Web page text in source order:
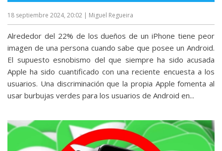
18 septiembre 2024, 20:02 | Miguel Regueira
Alrededor del 22% de los dueños de un iPhone tiene peor
imagen de una persona cuando sabe que posee un Android.
El supuesto esnobismo del que siempre ha sido acusada
Apple ha sido cuantificado con una reciente encuesta a los
usuarios. Una discriminación que la propia Apple fomenta al
usar burbujas verdes para los usuarios de Android en...